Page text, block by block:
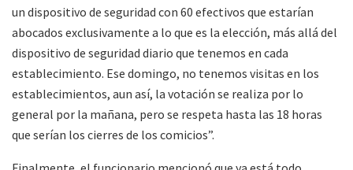
un dispositivo de seguridad con 60 efectivos que estarían
abocados exclusivamente a lo que es la elección, más allá del
dispositivo de seguridad diario que tenemos en cada
establecimiento. Ese domingo, no tenemos visitas en los
establecimientos, aun así, la votación se realiza por lo
general por la mañana, pero se respeta hasta las 18 horas
que serían los cierres de los comicios”.